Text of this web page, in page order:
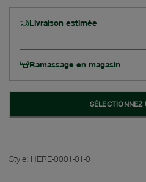
Livraison estimée
Ramassage en magasin
SÉLECTIONNEZ
Style: HERE-0001-01-0